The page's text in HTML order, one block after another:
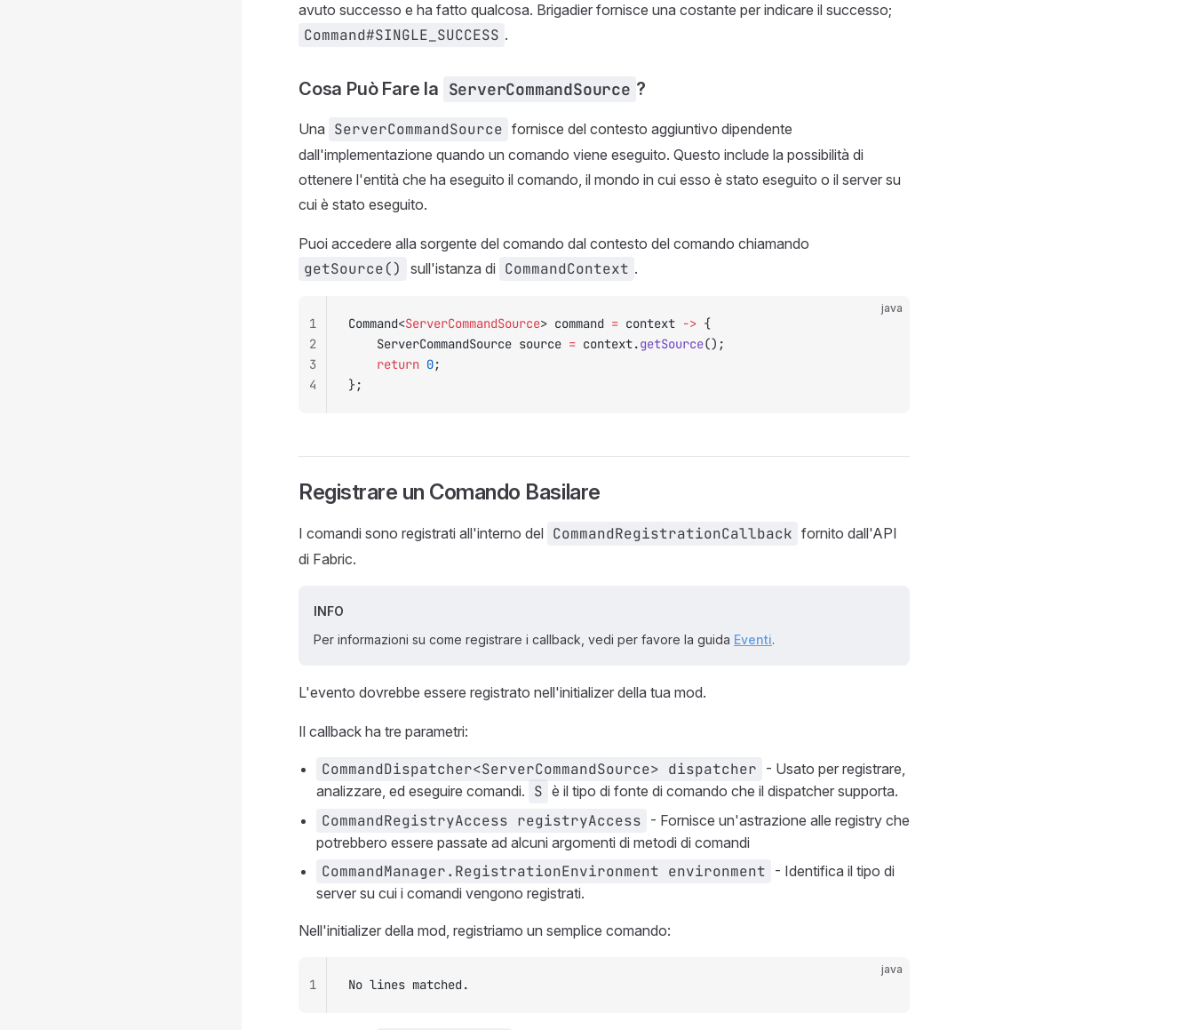
avuto successo e ha fatto qualcosa. Brigadier fornisce una costante per indicare il successo;
Command#SINGLE_SUCCESS .
Cosa Può Fare la ServerCommandSource ?
Una ServerCommandSource fornisce del contesto aggiuntivo dipendente
dall'implementazione quando un comando viene eseguito. Questo include la possibilità di
ottenere l'entità che ha eseguito il comando, il mondo in cui esso è stato eseguito o il server su
cui è stato eseguito.
Puoi accedere alla sorgente del comando dal contesto del comando chiamando
getSource() sull'istanza di CommandContext .
java
Command<ServerCommandSource> command = context -> {
    ServerCommandSource source
= context.getSource();
    return
0;
};
1
2
3
4
Registrare un Comando Basilare
I comandi sono registrati all'interno del CommandRegistrationCallback fornito dall'API
di Fabric.
INFO
Per informazioni su come registrare i callback, vedi per favore la guida Eventi.
L'evento dovrebbe essere registrato nell'initializer della tua mod.
Il callback ha tre parametri:
CommandDispatcher<ServerCommandSource> dispatcher - Usato per registrare,
analizzare, ed eseguire comandi. S è il tipo di fonte di comando che il dispatcher supporta.
CommandRegistryAccess registryAccess - Fornisce un'astrazione alle registry che
potrebbero essere passate ad alcuni argomenti di metodi di comandi
CommandManager.RegistrationEnvironment environment - Identifica il tipo di
server su cui i comandi vengono registrati.
Nell'initializer della mod, registriamo un semplice comando:
java
No lines matched.
1